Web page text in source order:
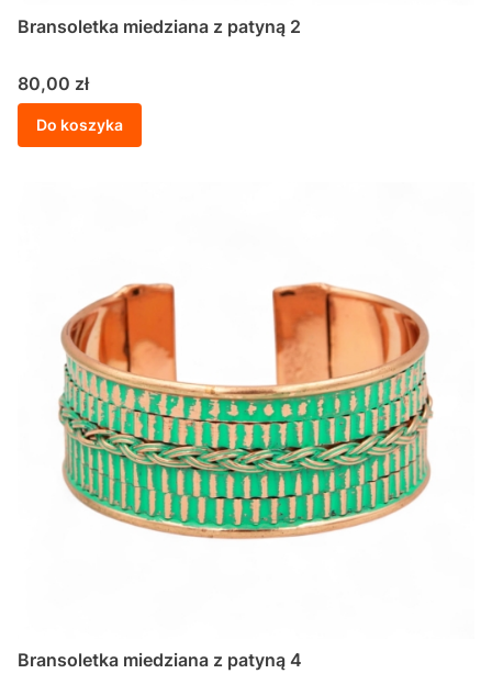
Bransoletka miedziana z patyną 2
Cena
80,00 zł
Do koszyka
Bransoletka miedziana z patyną 4